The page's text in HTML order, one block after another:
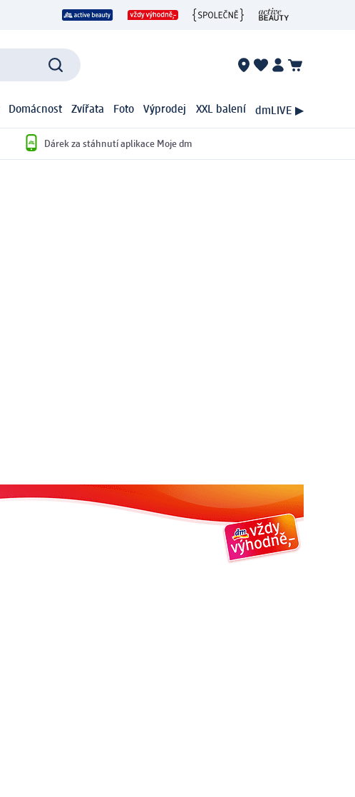
Domácnost Zvířata Foto Výprodej XXL balení dmLIVE ▶
Dárek za stáhnutí aplikace Moje dm